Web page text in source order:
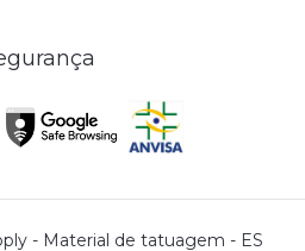
- Material de tatuagem - ES